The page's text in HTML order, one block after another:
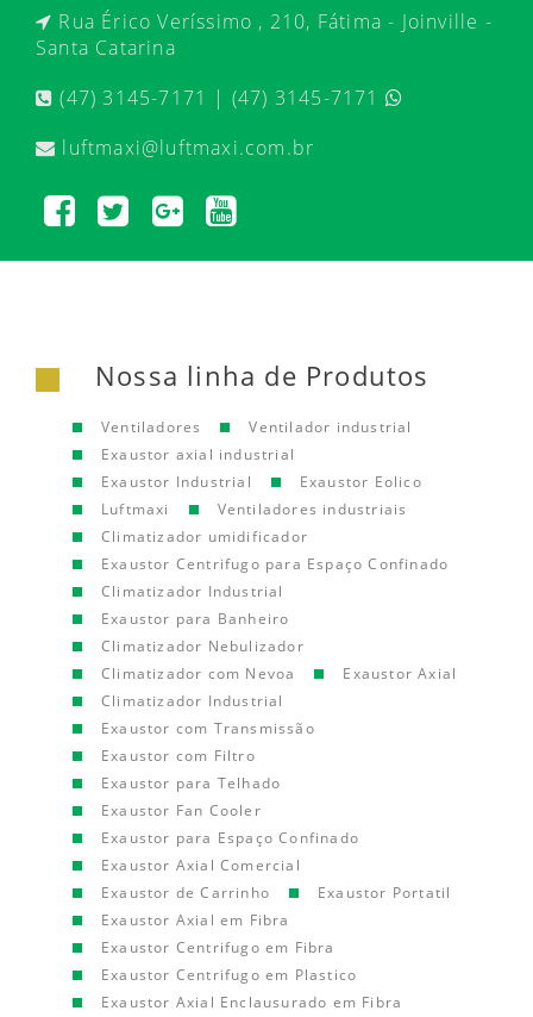
Rua Érico Veríssimo , 210, Fátima - Joinville -
Santa Catarina
(47) 3145-7171 | (47) 3145-7171
luftmaxi@luftmaxi.com.br
Nossa linha de Produtos
Ventiladores
Ventilador industrial
Exaustor axial industrial
Exaustor Industrial
Exaustor Eolico
Luftmaxi
Ventiladores industriais
Climatizador umidificador
Exaustor Centrifugo para Espaço Confinado
Climatizador Industrial
Exaustor para Banheiro
Climatizador Nebulizador
Climatizador com Nevoa
Exaustor Axial
Climatizador Industrial
Exaustor com Transmissão
Exaustor com Filtro
Exaustor para Telhado
Exaustor Fan Cooler
Exaustor para Espaço Confinado
Exaustor Axial Comercial
Exaustor de Carrinho
Exaustor Portatil
Exaustor Axial em Fibra
Exaustor Centrifugo em Fibra
Exaustor Centrifugo em Plastico
Exaustor Axial Enclausurado em Fibra